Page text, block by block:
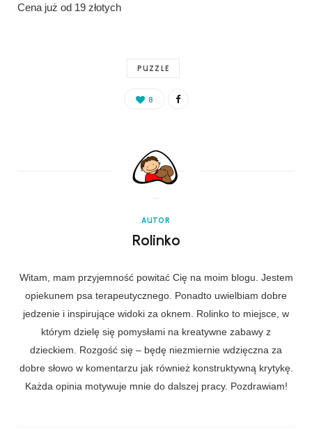
Cena już od 19 złotych
PUZZLE
8
AUTOR
Rolinko
Witam, mam przyjemność powitać Cię na moim blogu. Jestem
opiekunem psa terapeutycznego. Ponadto uwielbiam dobre
jedzenie i inspirujące widoki za oknem. Rolinko to miejsce, w
którym dzielę się pomysłami na kreatywne zabawy z
dzieckiem. Rozgość się – będę niezmiernie wdzięczna za
dobre słowo w komentarzu jak również konstruktywną krytykę.
Każda opinia motywuje mnie do dalszej pracy. Pozdrawiam!